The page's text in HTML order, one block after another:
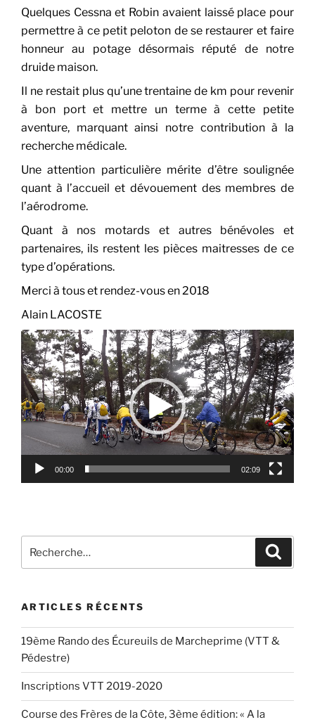
Quelques Cessna et Robin avaient laissé place pour
permettre à ce petit peloton de se restaurer et faire
honneur au potage désormais réputé de notre
druide maison.
Il ne restait plus qu’une trentaine de km pour revenir
à bon port et mettre un terme à cette petite
aventure, marquant ainsi notre contribution à la
recherche médicale.
Une attention particulière mérite d’être soulignée
quant à l’accueil et dévouement des membres de
l’aérodrome.
Quant à nos motards et autres bénévoles et
partenaires, ils restent les pièces maitresses de ce
type d’opérations.
Merci à tous et rendez-vous en 2018
Alain LACOSTE
Lecteur
vidéo
00:00 02:09
pour
ARTICLES RÉCENTS
19ème Rando des Écureuils de Marcheprime (VTT &
Pédestre)
Inscriptions VTT 2019-2020
Course des Frères de la Côte, 3ème édition: « A la